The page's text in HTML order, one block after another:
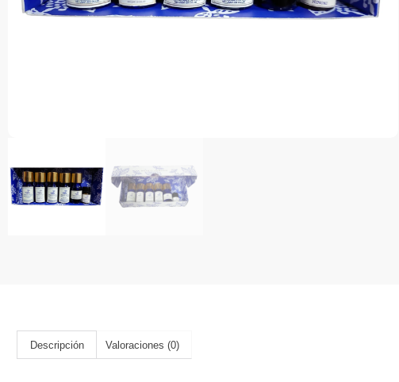
Descripción Valoraciones (0)